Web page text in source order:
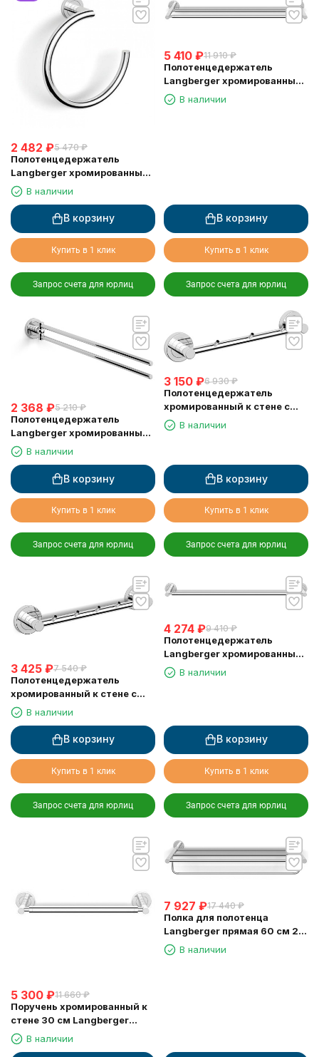
2 482 ₽5 470 ₽
Полотенцедержатель
Langberger хромированный
к стене "полуовал" 11038B
В наличии
В корзину
Купить в 1 клик
Запрос счета для юрлиц
5 410 ₽11 910 ₽
Полотенцедержатель
Langberger хромированный
к стене двойной 60 см
11002A
В наличии
В корзину
Купить в 1 клик
Запрос счета для юрлиц
2 368 ₽5 210 ₽
Полотенцедержатель
Langberger хромированный
к стене двойной поворотный
11008C
В наличии
В корзину
Купить в 1 клик
Запрос счета для юрлиц
3 150 ₽6 930 ₽
Полотенцедержатель
хромированный к стене с
тремя крючками Langberger
11033A
В наличии
В корзину
Купить в 1 клик
Запрос счета для юрлиц
3 425 ₽7 540 ₽
Полотенцедержатель
хромированный к стене с
пятью крючками Langberger
11035A
В наличии
В корзину
Купить в 1 клик
Запрос счета для юрлиц
4 274 ₽9 410 ₽
Полотенцедержатель
Langberger хромированный
к стене одинарный 60 см
11001A
В наличии
В корзину
Купить в 1 клик
Запрос счета для юрлиц
5 300 ₽11 660 ₽
Поручень хромированный к
стене 30 см Langberger
11056AВ наличии
7 927 ₽17 440 ₽
Полка для полотенца
Langberger прямая 60 см 2-х
этажная 11003B
В наличии